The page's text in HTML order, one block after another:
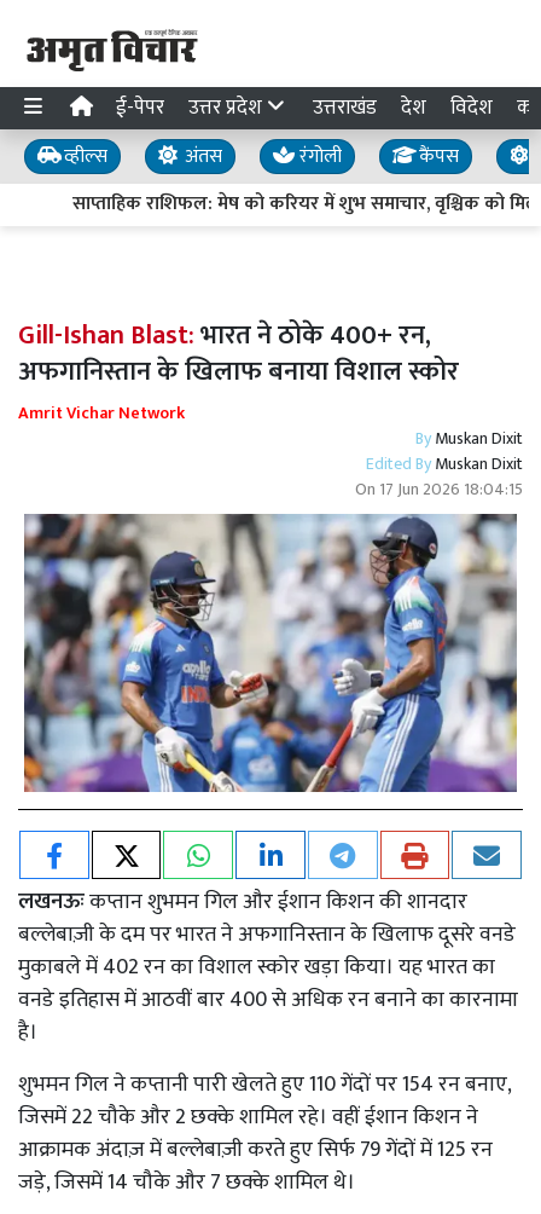
ई-पेपर उत्तर प्रदेश उत्तराखंड देश विदेश
व्हील्स अंतस रंगोली कैंपस
साप्ताहिक राशिफल: मेष को करियर में शुभ समाचार, वृश्चिक को
Gill-Ishan Blast:भारत ने ठोके 400+ रन,
अफगानिस्तान के खिलाफ बनाया विशाल स्कोर
Amrit Vichar Network
ByMuskan Dixit
Edited ByMuskan Dixit
On 17 Jun 2026 18:04:15
लखनऊःकप्तान शुभमन गिल और ईशान किशन की शानदार
बल्लेबाज़ी के दम पर भारत ने अफगानिस्तान के खिलाफ दूसरे वनडे
मुकाबले में 402 रन का विशाल स्कोर खड़ा किया। यह भारत का
वनडे इतिहास में आठवीं बार 400 से अधिक रन बनाने का कारनामा
है।
शुभमन गिल ने कप्तानी पारी खेलते हुए 110 गेंदों पर 154 रन बनाए,
जिसमें 22 चौके और 2 छक्के शामिल रहे। वहीं ईशान किशन ने
आक्रामक अंदाज़ में बल्लेबाज़ी करते हुए सिर्फ 79 गेंदों में 125 रन
जड़े, जिसमें 14 चौके और 7 छक्के शामिल थे।